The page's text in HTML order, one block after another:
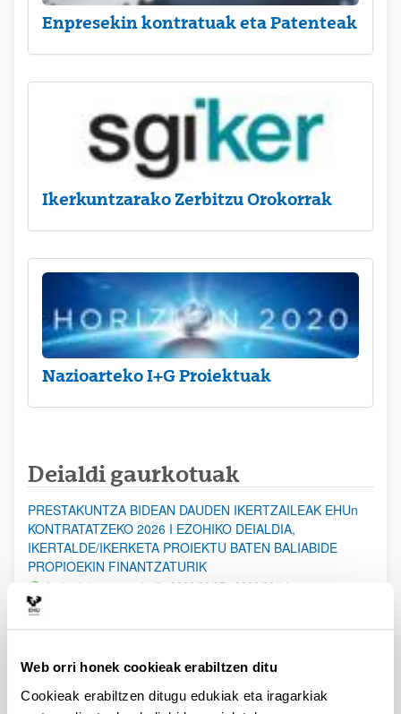
Web orri honek cookieak erabiltzen ditu
Cookieak erabiltzen ditugu edukiak eta iragarkiak
Enpresekin kontratuak eta Patenteak
Ikerkuntzarako Zerbitzu Orokorrak
Nazioarteko I+G Proiektuak
Deialdi gaurkotuak
PRESTAKUNTZA BIDEAN DAUDEN IKERTZAILEAK EHUn
KONTRATATZEKO 2026 I EZOHIKO DEIALDIA,
IKERTALDE/IKERKETA PROIEKTU BATEN BALIABIDE
PROPIOEKIN FINANTZATURIK
Aurkezteko epea zabalik: 2026/08/07 - 2026/08/14
erosi eta berritzeko laguntzak 2026
Izapide irekia